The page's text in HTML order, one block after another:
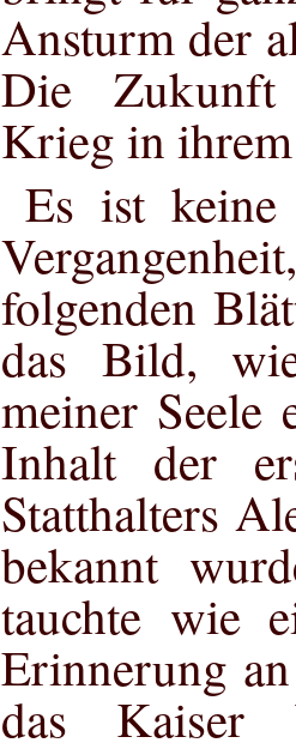
Ansturm der
Die
Krieg in
Es ist keine
folgenden
das Bild,
meiner Seele
Inhalt der
Statthalters
bekannt
tauchte wie
Erinnerung
das Kaiser